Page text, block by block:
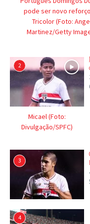
pode ser novo
Tricolor (Foto:
Martinez/Getty
2
Micael (Foto:
Divulgação/SPFC)
3
4